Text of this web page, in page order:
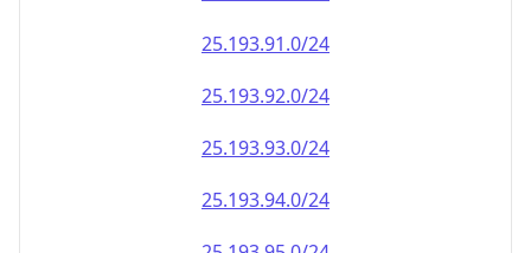
25.193.91.0/24
25.193.92.0/24
25.193.93.0/24
25.193.94.0/24
25.193.95.0/24